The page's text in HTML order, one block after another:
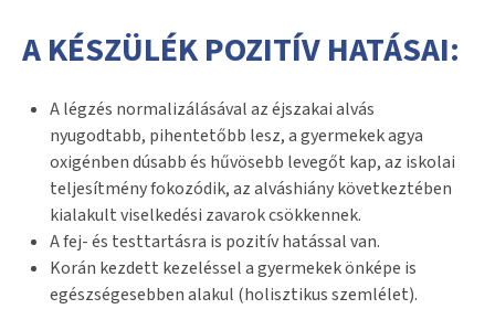
A KÉSZÜLÉK POZITÍV HATÁSAI:
A légzés normalizálásával az éjszakai alvás
nyugodtabb, pihentetőbb lesz, a gyermekek agya
oxigénben dúsabb és hűvösebb levegőt kap, az iskolai
teljesítmény fokozódik, az alváshiány következtében
kialakult viselkedési zavarok csökkennek.
A fej- és testtartásra is pozitív hatással van.
Korán kezdett kezeléssel a gyermekek önképe is
egészségesebben alakul (holisztikus szemlélet).